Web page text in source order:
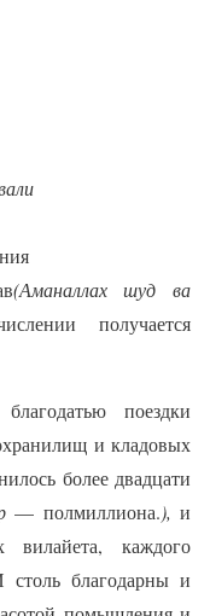
(Аманаллах шуд ва
получается
поездки
и кладовых
более двадцати
— полмиллиона.),и
вилайета, каждого
благодарны и